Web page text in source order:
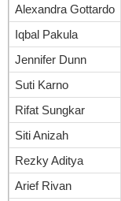
Alexandra Gottardo
Iqbal Pakula
Jennifer Dunn
Suti Karno
Rifat Sungkar
Siti Anizah
Rezky Aditya
Arief Rivan